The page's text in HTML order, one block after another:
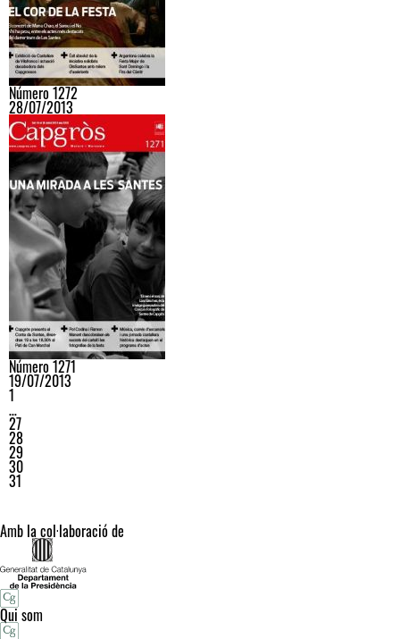
Número 1272
28/07/2013
Número 1271
19/07/2013
1
…
27
28
29
30
31
Amb la col·laboració de
Qui som